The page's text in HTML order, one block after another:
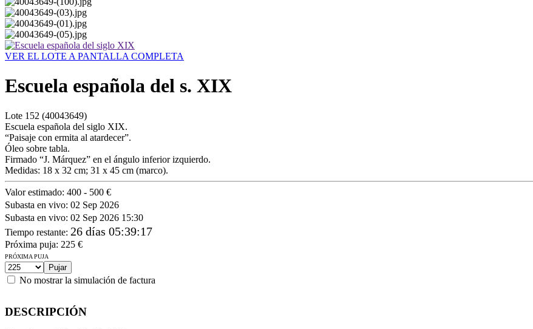
VER EL LOTE A PANTALLA COMPLETA
Escuela española del s. XIX
Lote 152 (40043649)
Escuela española del siglo XIX.
“Paisaje con ermita al atardecer”.
Óleo sobre tabla.
Firmado “J. Márquez” en el ángulo inferior izquierdo.
Medidas: 18 x 32 cm; 31 x 45 cm (marco).
Valor estimado: 400 - 500 €
Subasta en vivo: 02 Sep 2026
Subasta en vivo: 02 Sep 2026 15:30
Tiempo restante: 26 días 05:39:17
Próxima puja: 225 €
PRÓXIMA PUJA
No mostrar la simulación de factura
DESCRIPCIÓN